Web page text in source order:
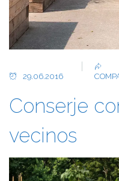
29.06.2016
Conserje
vecinos